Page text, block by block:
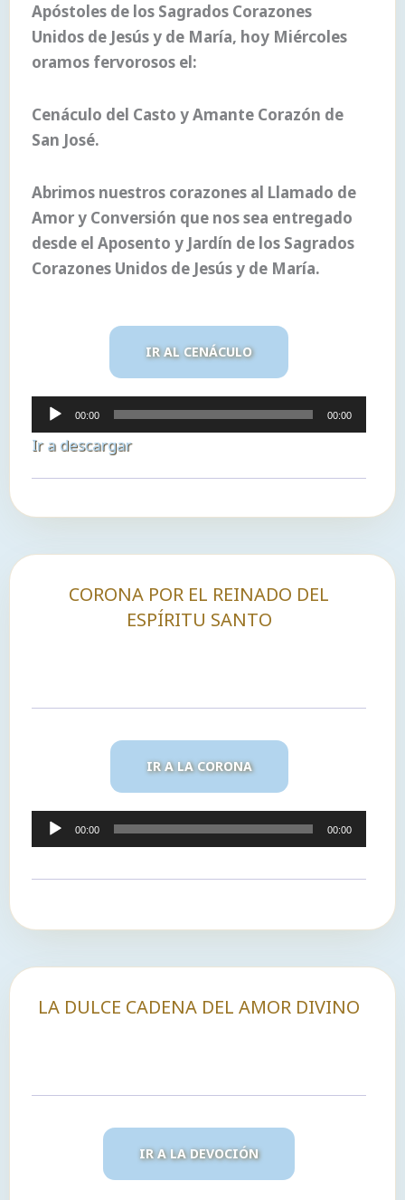
Apóstoles de los Sagrados Corazones
Unidos de Jesús y de María, hoy Miércoles
oramos fervorosos el:
Cenáculo del Casto y Amante Corazón de
San José.
Abrimos nuestros corazones al Llamado de
Amor y Conversión que nos sea entregado
desde el Aposento y Jardín de los Sagrados
Corazones Unidos de Jesús y de María.
IR AL CENÁCULO
Reproductor
de
audio
00:00 00:00
Ir a descargar
CORONA POR EL REINADO DEL
ESPÍRITU SANTO
IR A LA CORONA
Reproductor
de
00:00 00:00
LA DULCE CADENA DEL AMOR DIVINO
IR A LA DEVOCIÓN